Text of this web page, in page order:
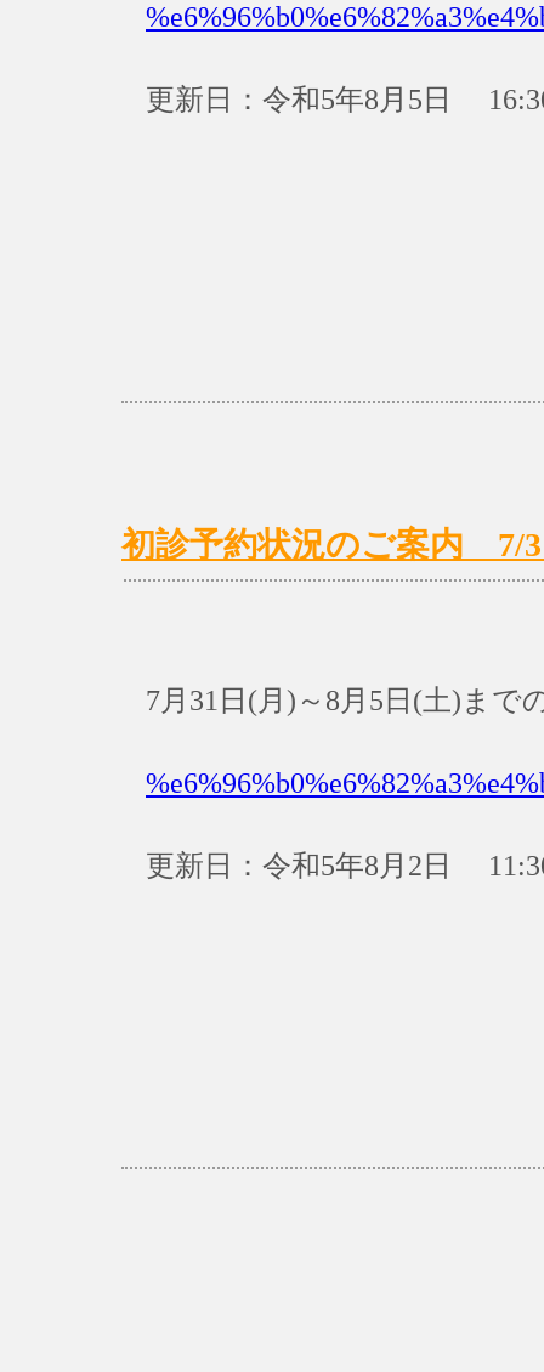
更新日：令和5年8月5日
初診予約状況のご案内 7/
7月31日(月)～8月5日(土)まで
更新日：令和5年8月2日